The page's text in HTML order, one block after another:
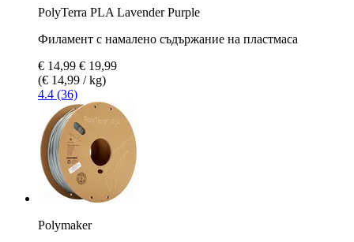
PolyTerra PLA Lavender Purple
Филамент с намалено съдържание на пластмаса
€ 14,99 € 19,99
(€ 14,99 / kg)
4.4 (36)
Polymaker